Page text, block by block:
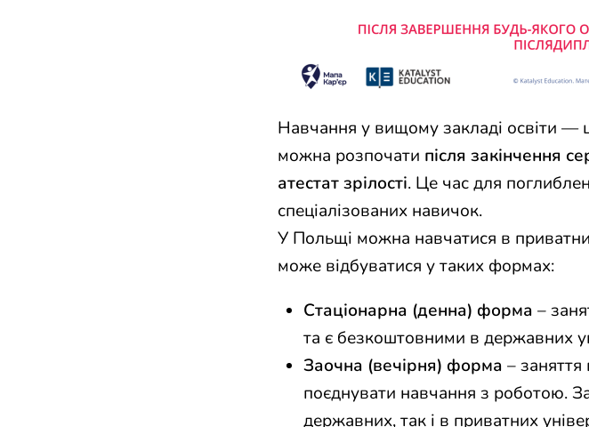
Навчання у вищому закладі освіти —
можна розпочати після закінчення
атестат зрілості. Це час для
спеціалізованих навичок.
У Польщі можна навчатися в
може відбуватися у таких формах:
Стаціонарна (денна) форма –
та є безкоштовними в державних
Заочна (вечірня) форма –
поєднувати навчання з роботою.
державних, так і в приватних